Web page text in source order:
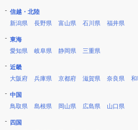
信越・北陸
新潟県
長野県 富山県 石川県 福井県
東海
愛知県
岐阜県 静岡県 三重県
近畿
大阪府
兵庫県 京都府 滋賀県 奈良県
中国
鳥取県
島根県 岡山県 広島県 山口県
四国